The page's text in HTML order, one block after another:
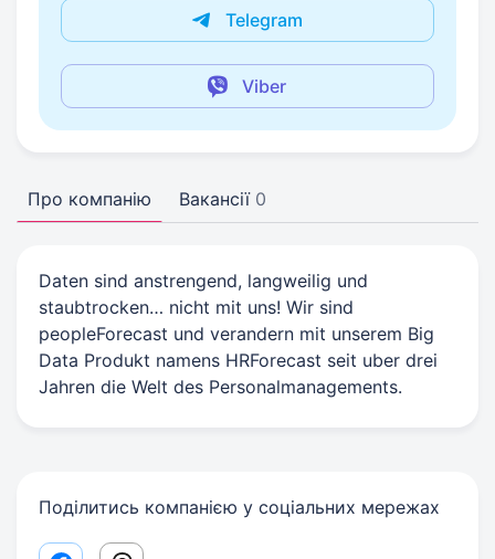
Telegram
Viber
Про компанію Вакансії 0
Daten sind anstrengend, langweilig und
staubtrocken… nicht mit uns! Wir sind
peopleForecast und verandern mit unserem Big
Data Produkt namens HRForecast seit uber drei
Jahren die Welt des Personalmanagements.
Поділитись компанією у соціальних мережах